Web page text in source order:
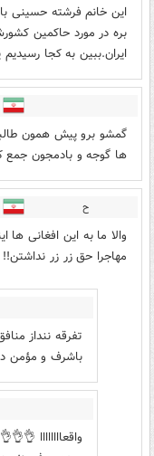
این خانم فرشته حسینی با
بره در مورد حاکمین
ایران.ببین به کجا
گمشو برو پیش همون
ها گوجه و بادمجون جمع
ح
والا ما به این افغانی ها
مهاجرا حق زر زر نداشتن!!
تفرقه ننداز
باشرف و مؤمن
واقعاااااااا